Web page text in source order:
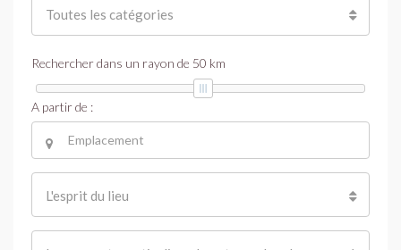
Toutes les catégories
Rechercher dans un rayon de 50 km
A partir de :
L'esprit du lieu